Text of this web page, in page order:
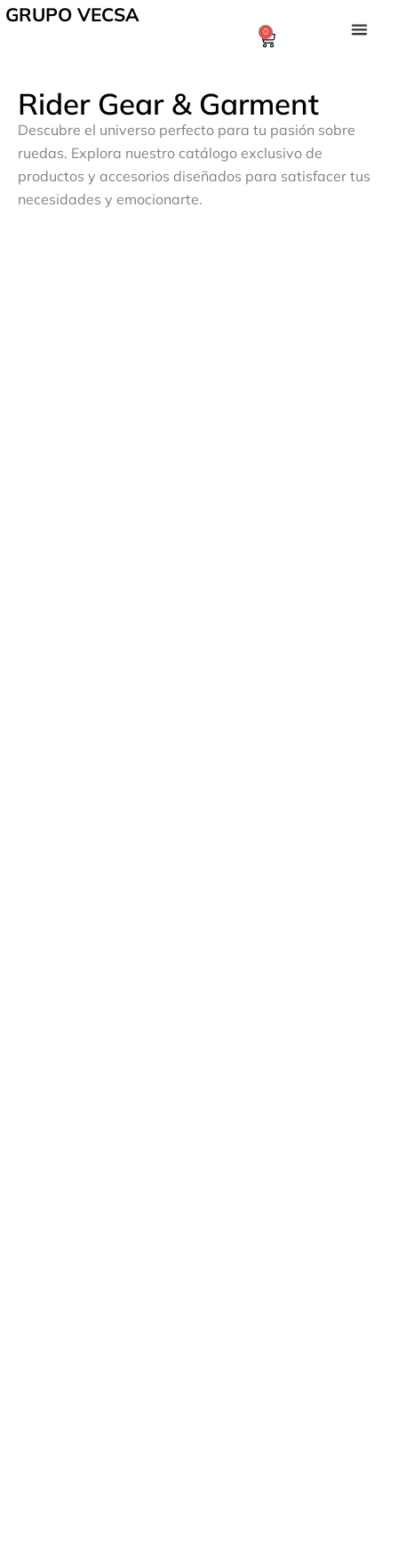
GRUPO VECSA
0
Rider Gear & Garment
Descubre el universo perfecto para tu pasión sobre
ruedas. Explora nuestro catálogo exclusivo de
productos y accesorios diseñados para satisfacer tus
necesidades y emocionarte.